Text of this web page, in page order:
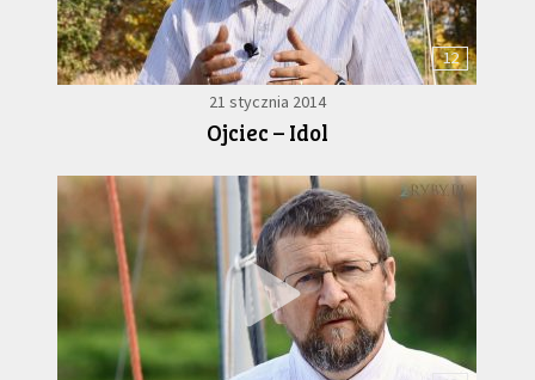
12
21 stycznia 2014
Ojciec – Idol